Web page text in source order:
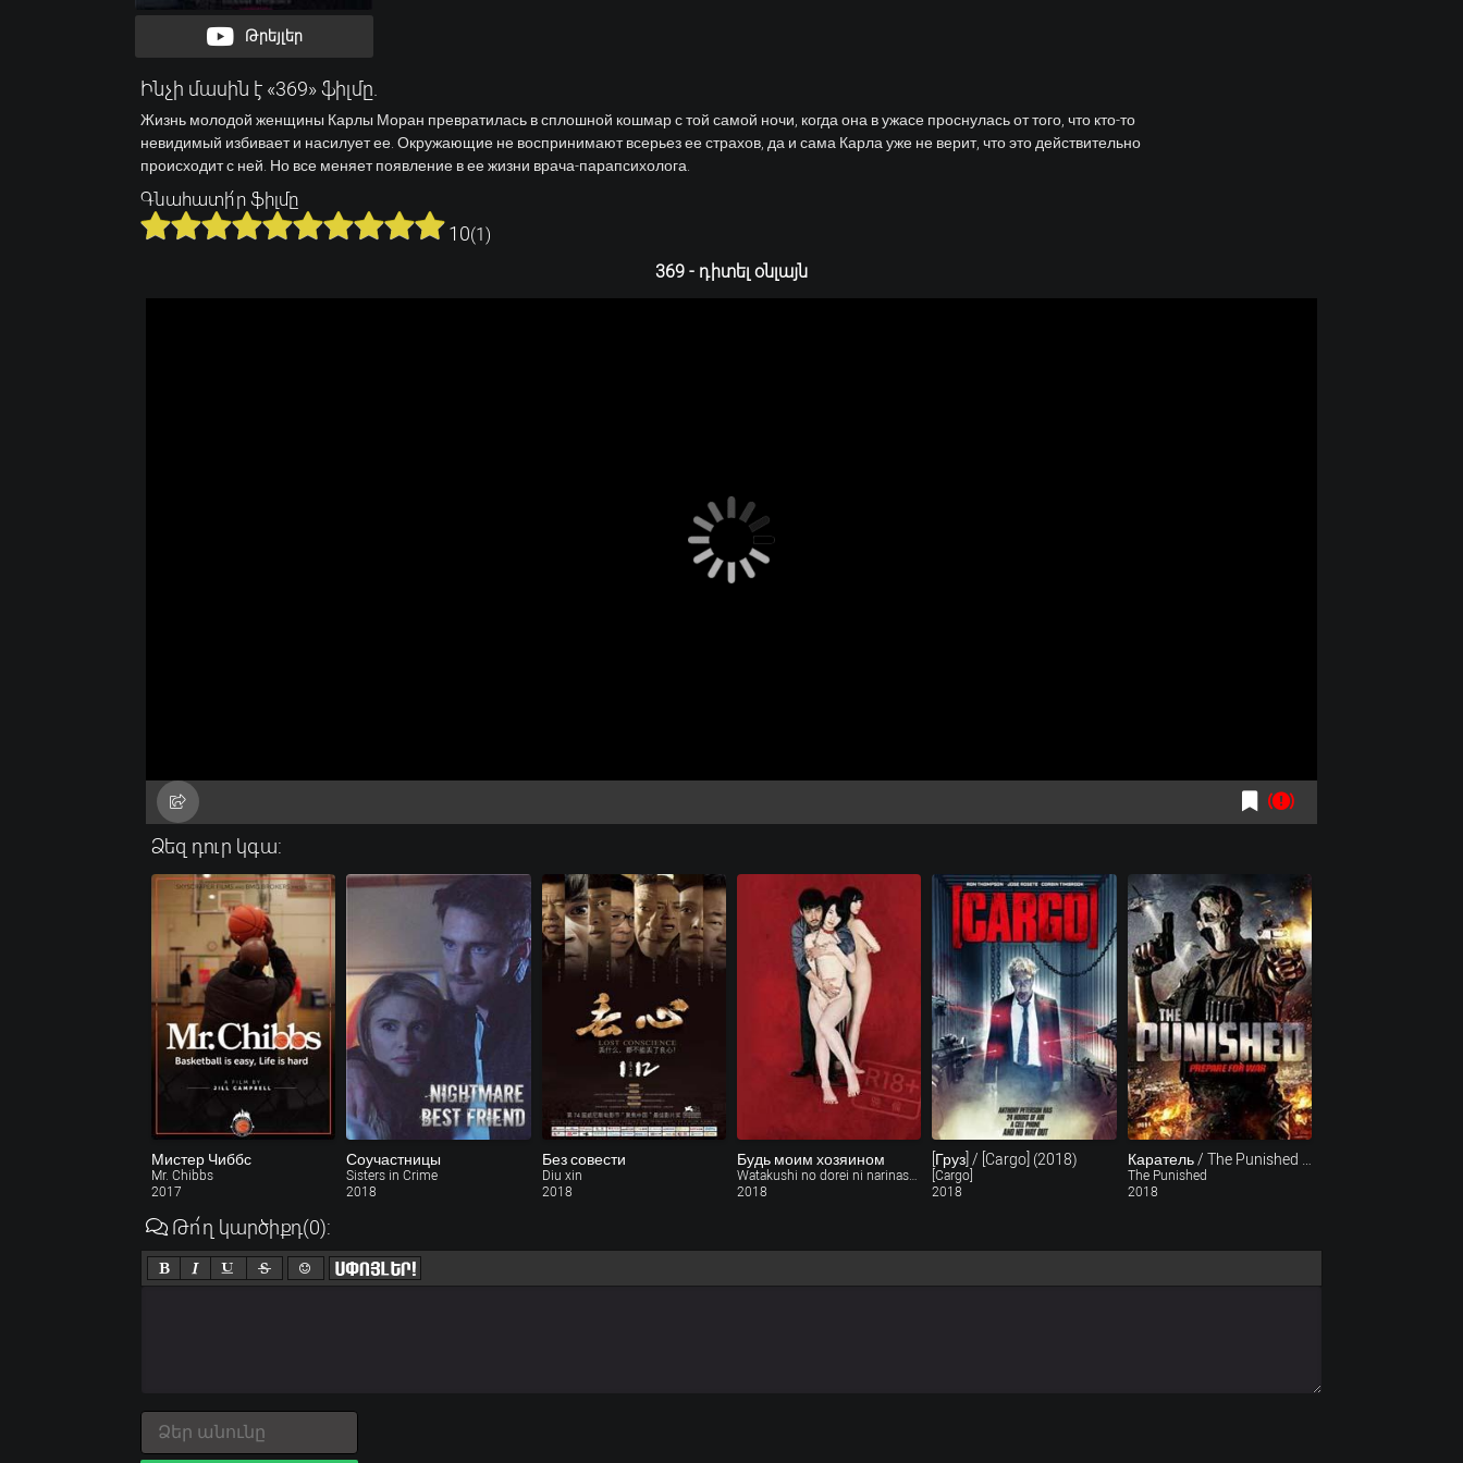
Թրեյլեր
Ինչի մասին է «369» ֆիլմը.
Жизнь молодой женщины Карлы Моран превратилась в сплошной кошмар с той самой ночи, когда она в ужасе проснулась от того, что кто-то
невидимый избивает и насилует ее. Окружающие не воспринимают всерьез ее страхов, да и сама Карла уже не верит, что это действительно
происходит с ней. Но все меняет появление в ее жизни врача-парапсихолога.
Գնահատի՛ր ֆիլմը
10(1)
369 - դիտել օնլայն
Ձեզ դուր կգա:
Мистер Чиббс
Mr. Chibbs
2017
Соучастницы
Sisters in Crime
2018
Без совести
Diu xin
2018
Будь моим хозяином
Watakushi no dorei ni narinasai dai san sho o ma e shidai
2018
[Груз] / [Cargo] (2018)
[Cargo]
2018
The Punished
2018
Թո՛ղ կարծիքդ(0):